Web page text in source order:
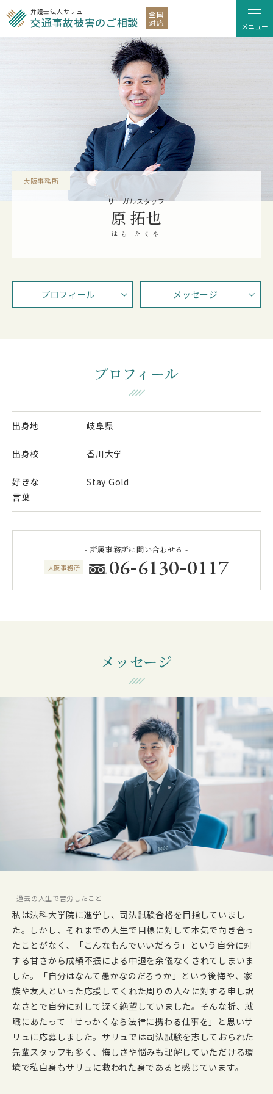
弁護士法人サリュ
交通事故被害のご相談
全国
対応
メニュー
大阪事務所
リーガルスタッフ
原 拓也
はら たくや
プロフィール メッセージ
プロフィール
出身地 岐阜県
出身校 香川大学
好きな
言葉
Stay Gold
- 所属事務所に問い合わせる -
大阪事務所 06-6130-0117
メッセージ
- 過去の人生で苦労したこと
私は法科大学院に進学し、司法試験合格を目指していまし
た。しかし、それまでの人生で目標に対して本気で向き合っ
たことがなく、「こんなもんでいいだろう」という自分に対
する甘さから成績不振による中退を余儀なくされてしまいま
した。「自分はなんて愚かなのだろうか」という後悔や、家
族や友人といった応援してくれた周りの人々に対する申し訳
なさとで自分に対して深く絶望していました。そんな折、就
職にあたって「せっかくなら法律に携わる仕事を」と思いサ
リュに応募しました。サリュでは司法試験を志しておられた
先輩スタッフも多く、悔しさや悩みも理解していただける環
境で私自身もサリュに救われた身であると感じています。